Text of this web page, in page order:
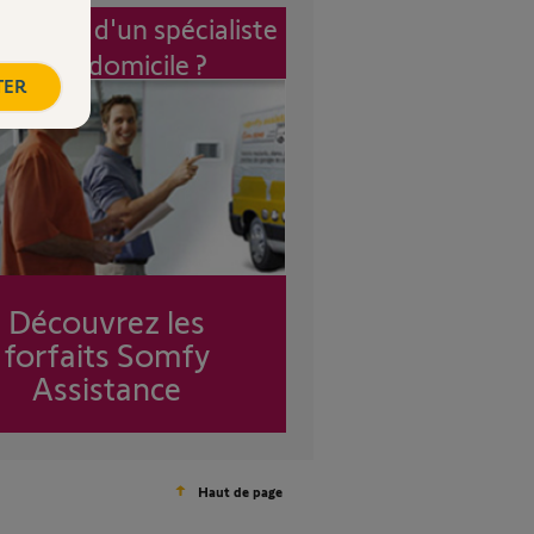
d'un spécialiste
à mon domicile ?
Découvrez les
forfaits Somfy
Assistance
Haut de page